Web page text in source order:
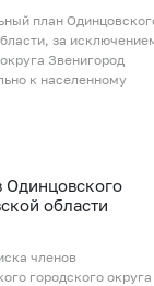
план
за
Звенигород
к населенному
Одинцовского
области
членов
городского округа